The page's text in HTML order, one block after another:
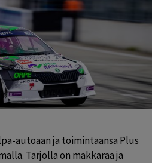
autoaan ja toimintaansa Plus
Tarjolla on makkaraa ja